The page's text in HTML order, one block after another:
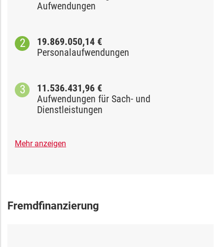
Aufwendungen
19.869.050,14 €
Personalaufwendungen
11.536.431,96 €
Aufwendungen für Sach- und
Dienstleistungen
Mehr anzeigen
Fremdfinanzierung